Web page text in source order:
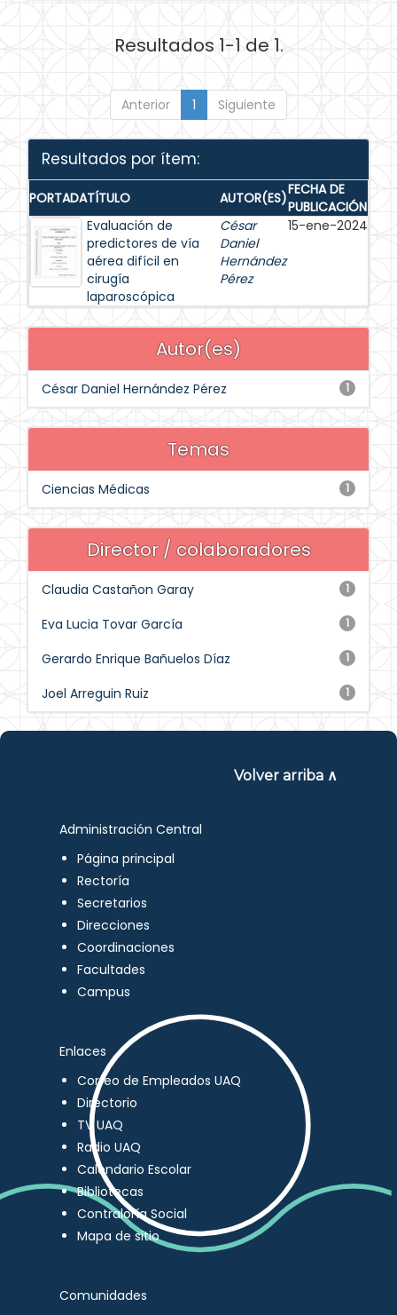
Resultados 1-1 de 1.
Anterior 1 Siguiente
Resultados por ítem:
PORTADATÍTULO AUTOR(ES)FECHA DE
PUBLICACIÓN
Evaluación de
predictores de vía
aérea difícil en
cirugía
laparoscópica
César
Daniel
Hernández
Pérez
15-ene-2024
Autor(es)
1
César Daniel Hernández Pérez
Temas
1
Ciencias Médicas
Director / colaboradores
1
Claudia Castañon Garay
1
Eva Lucia Tovar García
1
Gerardo Enrique Bañuelos Díaz
1
Joel Arreguin Ruiz
Volver arriba ∧
Administración Central
Página principal
Rectoría
Secretarios
Direcciones
Coordinaciones
Facultades
Campus
Enlaces
Correo de Empleados UAQ
Directorio
TV UAQ
Radio UAQ
Calendario Escolar
Bibliotecas
Contraloría Social
Mapa de sitio
Comunidades